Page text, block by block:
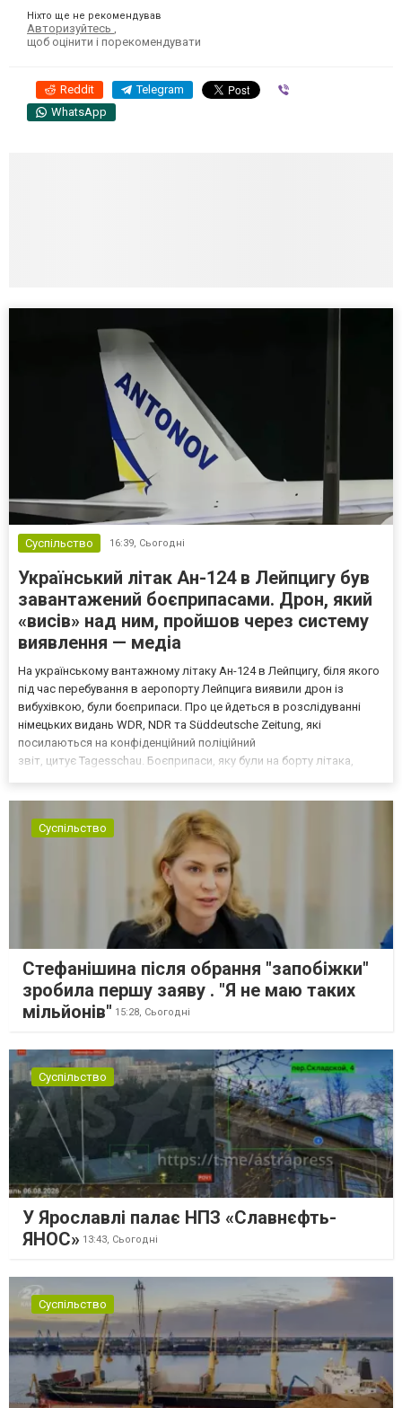
Ніхто ще не рекомендував
Авторизуйтесь
щоб оцінити і порекомендувати
Reddit Telegram
WhatsApp
Суспільство 16:39, Сьогодні
Український літак Ан-124 в Лейпцигу був
завантажений боєприпасами. Дрон, який
«висів» над ним, пройшов через систему
виявлення — медіа
На українському вантажному літаку Ан-124 в Лейпцигу, біля якого
під час перебування в аеропорту Лейпцига виявили дрон із
вибухівкою, були боєприпаси. Про це йдеться в розслідуванні
німецьких видань WDR, NDR та Süddeutsche Zeitung, які
посилаються на конфіденційний поліційний
звіт, цитує Tagesschau. Боєприпаси, яку були на борту літака,
Суспільство
Стефанішина після обрання "запобіжки"
зробила першу заяву . "Я не маю таких
мільйонів" 15:28, Сьогодні
Суспільство
У Ярославлі палає НПЗ «Славнєфть-
ЯНОС» 13:43, Сьогодні
Суспільство